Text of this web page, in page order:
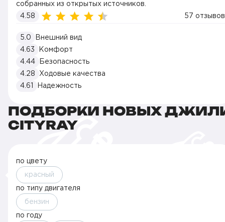
собранных из открытых источников.
4.58
57 отзывов
5.0
Внешний вид
4.63
Комфорт
4.44
Безопасность
4.28
Ходовые качества
4.61
Надежность
ПОДБОРКИ НОВЫХ
CITYRAY
по цвету
красный
по типу двигателя
бензин
по году